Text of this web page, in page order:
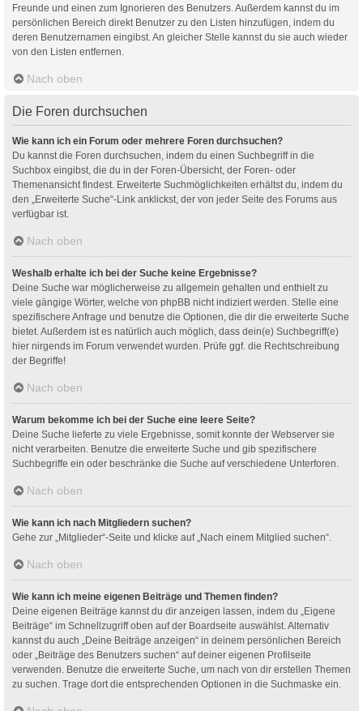
Freunde und einen zum Ignorieren des Benutzers. Außerdem kannst du im
persönlichen Bereich direkt Benutzer zu den Listen hinzufügen, indem du
deren Benutzernamen eingibst. An gleicher Stelle kannst du sie auch wieder
von den Listen entfernen.
Nach oben
Die Foren durchsuchen
Wie kann ich ein Forum oder mehrere Foren durchsuchen?
Du kannst die Foren durchsuchen, indem du einen Suchbegriff in die
Suchbox eingibst, die du in der Foren-Übersicht, der Foren- oder
Themenansicht findest. Erweiterte Suchmöglichkeiten erhältst du, indem du
den „Erweiterte Suche“-Link anklickst, der von jeder Seite des Forums aus
verfügbar ist.
Nach oben
Weshalb erhalte ich bei der Suche keine Ergebnisse?
Deine Suche war möglicherweise zu allgemein gehalten und enthielt zu
viele gängige Wörter, welche von phpBB nicht indiziert werden. Stelle eine
spezifischere Anfrage und benutze die Optionen, die dir die erweiterte Suche
bietet. Außerdem ist es natürlich auch möglich, dass dein(e) Suchbegriff(e)
hier nirgends im Forum verwendet wurden. Prüfe ggf. die Rechtschreibung
der Begriffe!
Nach oben
Warum bekomme ich bei der Suche eine leere Seite?
Deine Suche lieferte zu viele Ergebnisse, somit konnte der Webserver sie
nicht verarbeiten. Benutze die erweiterte Suche und gib spezifischere
Suchbegriffe ein oder beschränke die Suche auf verschiedene Unterforen.
Nach oben
Wie kann ich nach Mitgliedern suchen?
Gehe zur „Mitglieder“-Seite und klicke auf „Nach einem Mitglied suchen“.
Nach oben
Wie kann ich meine eigenen Beiträge und Themen finden?
Deine eigenen Beiträge kannst du dir anzeigen lassen, indem du „Eigene
Beiträge“ im Schnellzugriff oben auf der Boardseite auswählst. Alternativ
kannst du auch „Deine Beiträge anzeigen“ in deinem persönlichen Bereich
oder „Beiträge des Benutzers suchen“ auf deiner eigenen Profilseite
verwenden. Benutze die erweiterte Suche, um nach von dir erstellen Themen
zu suchen. Trage dort die entsprechenden Optionen in die Suchmaske ein.